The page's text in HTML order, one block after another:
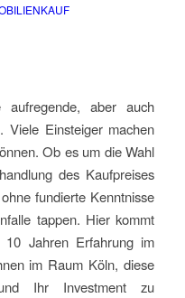
aufregende, aber auch
Viele Einsteiger machen
Ob es um die Wahl
des Kaufpreises
fundierte Kenntnisse
tappen. Hier kommt
Jahren Erfahrung im
im Raum Köln, diese
Ihr Investment zu